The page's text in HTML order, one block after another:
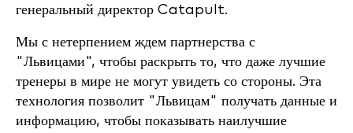
генеральный директор Catapult.
Мы с нетерпением ждем партнерства с
"Львицами", чтобы раскрыть то, что даже лучшие
тренеры в мире не могут увидеть со стороны. Эта
технология позволит "Львицам" получать данные и
информацию, чтобы показывать наилучшие